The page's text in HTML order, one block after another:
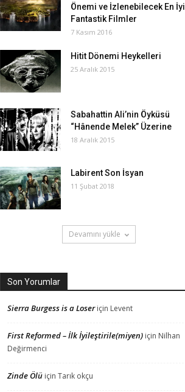
Önemi ve İzlenebilecek En İyi
Fantastik Filmler
7 Kasım 2016
Hitit Dönemi Heykelleri
25 Aralık 2015
Sabahattin Ali’nin Öyküsü
“Hânende Melek” Üzerine
18 Aralık 2015
Labirent Son İsyan
11 Şubat 2018
Devamını yükle
Son Yorumlar
Sierra Burgess is a Loseriçin Levent
First Reformed – İlk İyileştirile(miyen) için Nilhan
Değirmenci
Zinde Ölü için Tarık okçu